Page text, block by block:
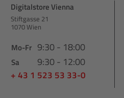
Digitalstore Vienna
Stiftgasse 21
1070 Wien
Mo-Fr 9:30 - 18:00
Sa 9:30 - 12:00
+ 43 1 523 53 33-0